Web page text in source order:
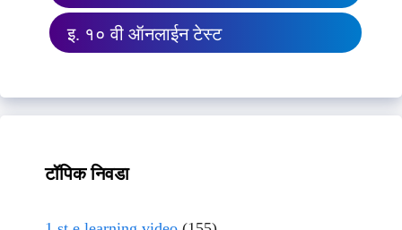
इ. १० वी ऑनलाईन टेस्ट
टॉपिक निवडा